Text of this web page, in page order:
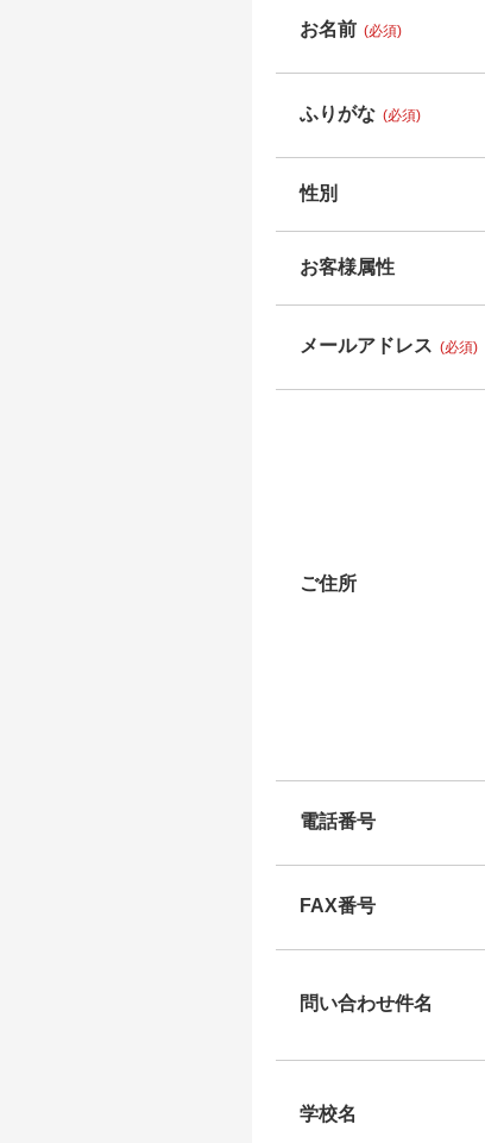
お名前 (必須)
ふりがな (必須)
性別
お客様属性
メールアドレス (必須)
ご住所
電話番号
FAX番号
問い合わせ件名
学校名